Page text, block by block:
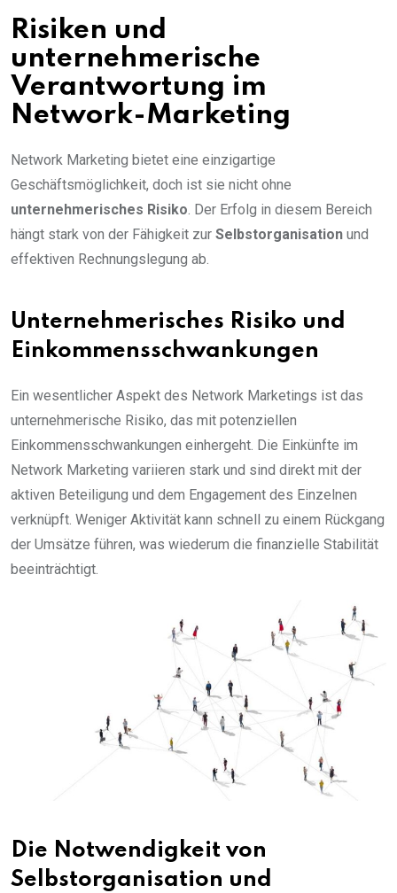
Risiken und
unternehmerische
Verantwortung im
Network-Marketing
Network Marketing bietet eine einzigartige
Geschäftsmöglichkeit, doch ist sie nicht ohne
unternehmerisches Risiko . Der Erfolg in diesem Bereich
hängt stark von der Fähigkeit zur Selbstorganisation und
effektiven Rechnungslegung ab.
Unternehmerisches Risiko und
Einkommensschwankungen
Ein wesentlicher Aspekt des Network Marketings ist das
unternehmerische Risiko, das mit potenziellen
Einkommensschwankungen einhergeht. Die Einkünfte im
Network Marketing variieren stark und sind direkt mit der
aktiven Beteiligung und dem Engagement des Einzelnen
verknüpft. Weniger Aktivität kann schnell zu einem Rückgang
der Umsätze führen, was wiederum die finanzielle Stabilität
beeinträchtigt.
Die Notwendigkeit von
Selbstorganisation und